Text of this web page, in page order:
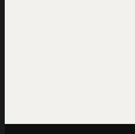
Mal kommt eine Anfrage
Rechne kurz mit: Wenn
Website nur eine einzige
60.000 € im Jahr. Das ist